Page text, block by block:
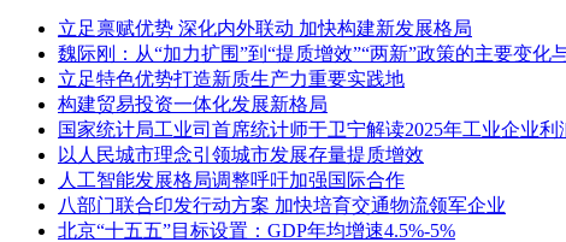
立足禀赋优势 深化内外联动 加快构建新发展格局
魏际刚：从“加力扩围”到“提质增效”“两新”政策的主要变化
立足特色优势打造新质生产力重要实践地
构建贸易投资一体化发展新格局
国家统计局工业司首席统计师于卫宁解读2025年工业企业利
以人民城市理念引领城市发展存量提质增效
人工智能发展格局调整呼吁加强国际合作
八部门联合印发行动方案 加快培育交通物流领军企业
北京“十五五”目标设置：GDP年均增速4.5%-5%